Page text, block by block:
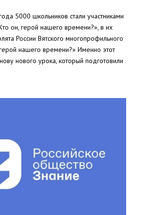
5000 школьников стали участниками
он, герой нашего времени?», в их
России Вятского многопрофильного
нашего времени?» Именно этот
нового урока, который подготовили